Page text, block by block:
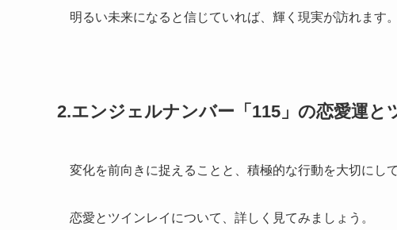
明るい未来になると信じていれば、輝く現実が訪れます。
2.エンジェルナンバー「115」の恋愛運と
変化を前向きに捉えることと、積極的な行動を大切にし
恋愛とツインレイについて、詳しく見てみましょう。